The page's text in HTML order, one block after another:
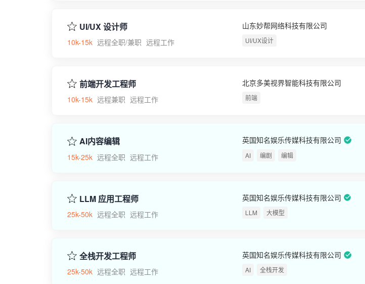
UI/UX 设计师
10k-15k 远程全职/兼职 远程工作
山东妙帮网络科技有限公司
UI/UX设计
前端开发工程师
10k-15k 远程兼职 远程工作
北京多美视界智能科技有限公司
前端
AI内容编辑
15k-25k 远程全职 远程工作
英国知名娱乐传媒科技有限公司
AI 编剧 编辑
LLM 应用工程师
25k-50k 远程全职 远程工作
英国知名娱乐传媒科技有限公司
LLM 大模型
全栈开发工程师
25k-50k 远程全职 远程工作
英国知名娱乐传媒科技有限公司
AI 全栈开发